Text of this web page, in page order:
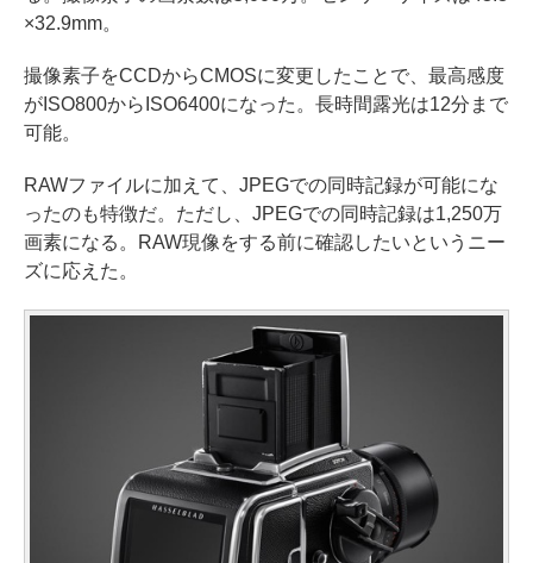
×32.9mm。
撮像素子をCCDからCMOSに変更したことで、最高感度
がISO800からISO6400になった。長時間露光は12分まで
可能。
RAWファイルに加えて、JPEGでの同時記録が可能にな
ったのも特徴だ。ただし、JPEGでの同時記録は1,250万
画素になる。RAW現像をする前に確認したいというニー
ズに応えた。